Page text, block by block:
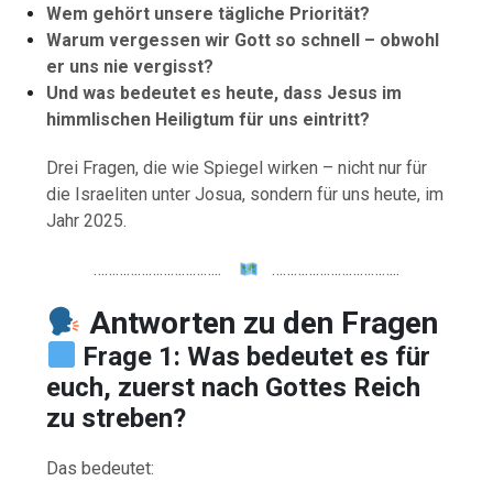
Wem gehört unsere tägliche Priorität?
Warum vergessen wir Gott so schnell – obwohl
er uns nie vergisst?
Und was bedeutet es heute, dass Jesus im
himmlischen Heiligtum für uns eintritt?
Drei Fragen, die wie Spiegel wirken – nicht nur für
die Israeliten unter Josua, sondern für uns heute, im
Jahr 2025.
…………………………….. ……………………………..
Antworten zu den Fragen
Frage 1: Was bedeutet es für
euch, zuerst nach Gottes Reich
zu streben?
Das bedeutet: